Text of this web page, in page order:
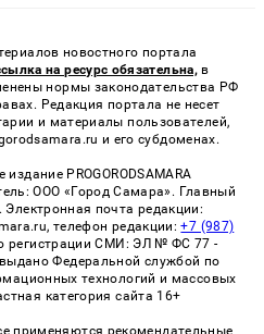
новостного портала
на ресурс обязательна, в
нормы законодательства РФ
Редакция портала не несет
и материалы пользователей,
и его субдоменах.
PROGORODSAMARA
ООО «Город Самара». Главный
почта редакции:
телефон редакции:+7 (987)
регистрации СМИ: ЭЛ № ФС 77 -
Федеральной службой по
технологий и массовых
категория сайта 16+
применяются рекомендательные